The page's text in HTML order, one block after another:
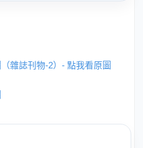
（雜誌刊物-2）- 點我看原圖